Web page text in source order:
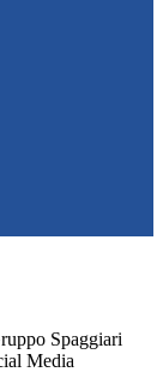
Spaggiari
Media